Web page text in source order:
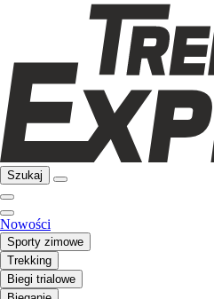
Szukaj
Nowości
Sporty zimowe
Trekking
Biegi trialowe